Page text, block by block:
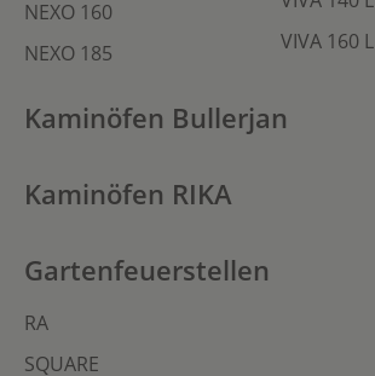
NEXO 160
NEXO 185
VIVA 160 L
Kaminöfen Bullerjan
Kaminöfen RIKA
Gartenfeuerstellen
RA
SQUARE